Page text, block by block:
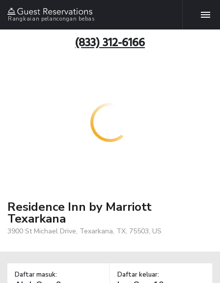
Rangkaian pelancongan bebas
(833) 312-6166
Residence Inn by Marriott
Texarkana
3900 St Michael Drive, Texarkana, TX, 75503, US
Daftar masuk: Daftar keluar: